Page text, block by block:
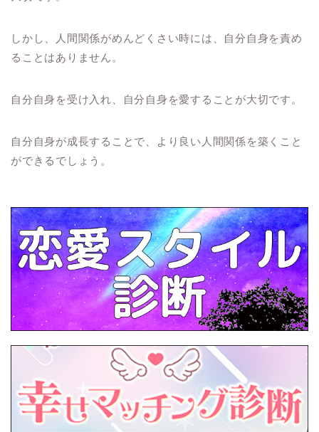
しかし、人間関係がめんどくさい時には、自分自身を責め
ることはありません。
自分自身を受け入れ、自分自身を愛することが大切です。
自分自身が成長することで、より良い人間関係を築くこと
ができるでしょう。